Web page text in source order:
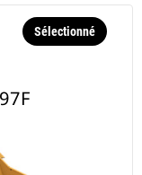
Sélectionné